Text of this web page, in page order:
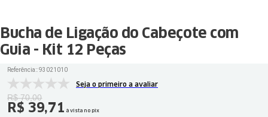
Bucha de Ligação do Cabeçote com
Guia - Kit 12 Peças
Referência::93021010
Seja o primeiro a avaliar
R$ 70,00
R$ 39,71 à vista no pix